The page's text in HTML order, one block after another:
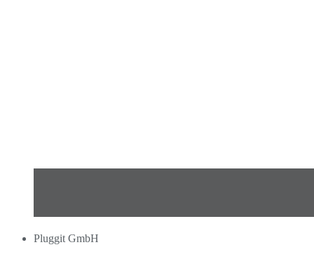
Pluggit GmbH